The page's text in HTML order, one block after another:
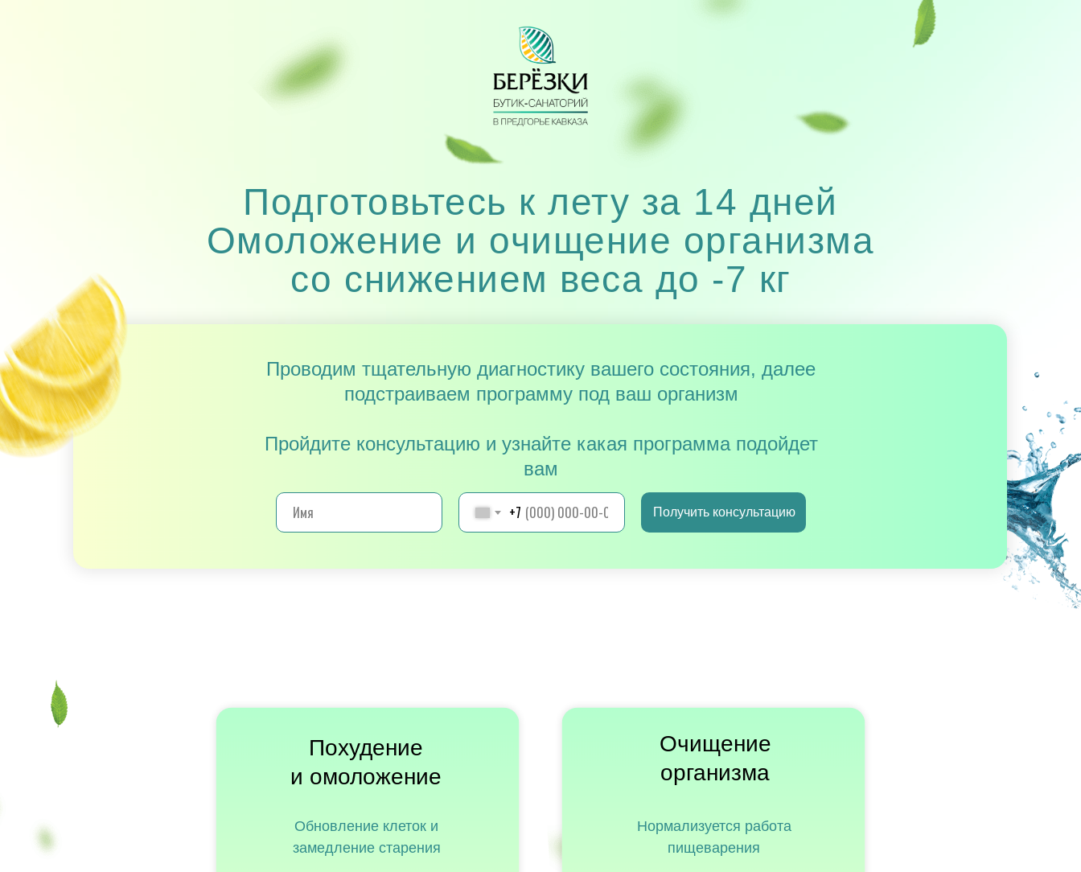
Подготовьтесь к лету за 14 дней
Омоложение и очищение организма
со снижением веса до -7 кг
Проводим тщательную диагностику вашего состояния, далее
подстраиваем программу под ваш организм
Пройдите консультацию и узнайте какая программа подойдет
вам
+7 Получить консультацию
Похудение
и омоложение
Обновление клеток и
замедление старения
Очищение
организма
Нормализуется работа
пищеварения